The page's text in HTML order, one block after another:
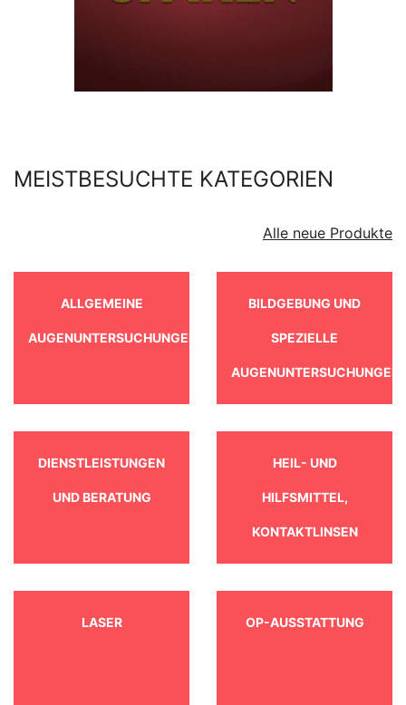
MEISTBESUCHTE KATEGORIEN
Alle neue Produkte
ALLGEMEINE
AUGENUNTERSUCHUNGEN
BILDGEBUNG UND
SPEZIELLE
AUGENUNTERSUCHUNGEN
DIENSTLEISTUNGEN
UND BERATUNG
HEIL- UND
HILFSMITTEL,
KONTAKTLINSEN
LASER OP-AUSSTATTUNG